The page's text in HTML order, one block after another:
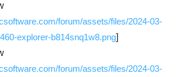
forum/assets/files/2024-03-
explorer-b814snq1w8.png]
forum/assets/files/2024-03-